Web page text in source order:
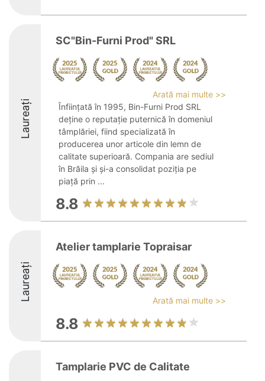
Laureați
SC"Bin-Furni Prod" SRL
Arată mai multe >>
Înființată în 1995, Bin-Furni Prod SRL
deține o reputație puternică în domeniul
tâmplăriei, fiind specializată în
producerea unor articole din lemn de
calitate superioară. Compania are sediul
în Brăila și și-a consolidat poziția pe
piață prin ...
8.8
Laureați
Atelier tamplarie Topraisar
Arată mai multe >>
8.8
Tamplarie PVC de Calitate